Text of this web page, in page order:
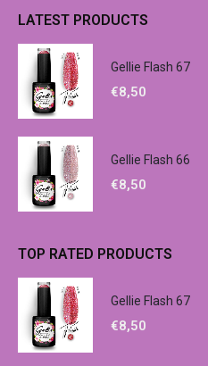
LATEST PRODUCTS
Gellie Flash 67
Gellie Flash 66
TOP RATED PRODUCTS
Gellie Flash 67